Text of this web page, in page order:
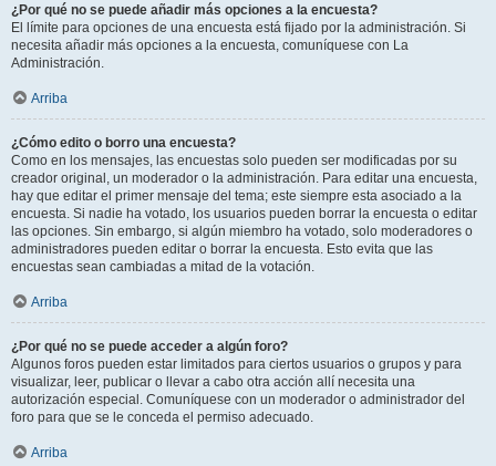
¿Por qué no se puede añadir más opciones a la encuesta?
El límite para opciones de una encuesta está fijado por la administración. Si
necesita añadir más opciones a la encuesta, comuníquese con La
Administración.
Arriba
¿Cómo edito o borro una encuesta?
Como en los mensajes, las encuestas solo pueden ser modificadas por su
creador original, un moderador o la administración. Para editar una encuesta,
hay que editar el primer mensaje del tema; este siempre esta asociado a la
encuesta. Si nadie ha votado, los usuarios pueden borrar la encuesta o editar
las opciones. Sin embargo, si algún miembro ha votado, solo moderadores o
administradores pueden editar o borrar la encuesta. Esto evita que las
encuestas sean cambiadas a mitad de la votación.
Arriba
¿Por qué no se puede acceder a algún foro?
Algunos foros pueden estar limitados para ciertos usuarios o grupos y para
visualizar, leer, publicar o llevar a cabo otra acción allí necesita una
autorización especial. Comuníquese con un moderador o administrador del
foro para que se le conceda el permiso adecuado.
Arriba